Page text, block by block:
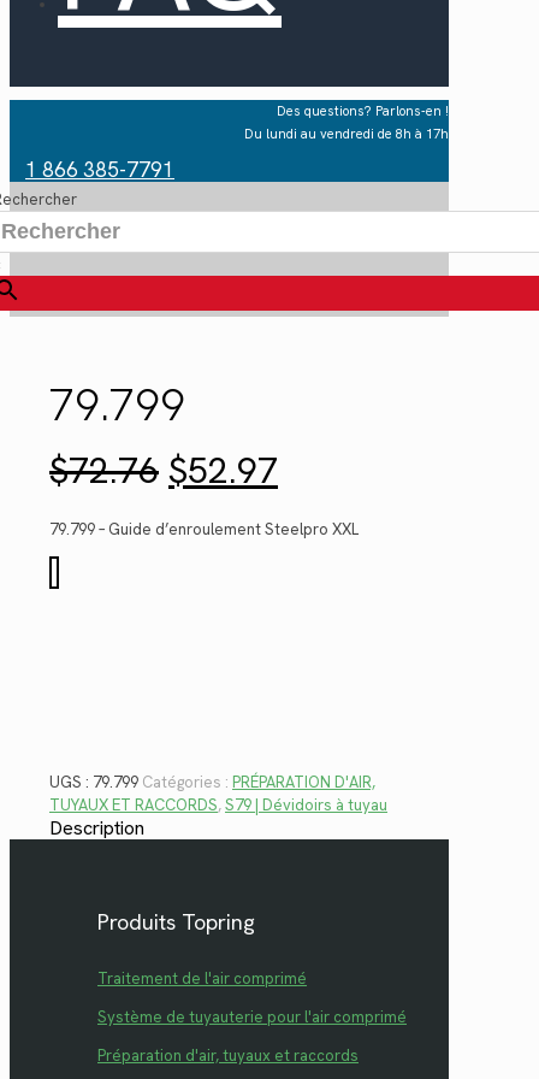
Des questions? Parlons-en !
Du lundi au vendredi de 8h à 17h
1 866 385-7791
79.799
$72.76 Le
prix
initial
était :
$52.97prix
actuel
est :
79.799 – Guide d’enroulement Steelpro XXL
de
UGS : 79.799 Catégories : PRÉPARATION D'AIR,
TUYAUX ET RACCORDS,S79 | Dévidoirs à tuyau
Description
Produits Topring
Traitement de l'air comprimé
Système de tuyauterie pour l'air comprimé
Préparation d'air, tuyaux et raccords